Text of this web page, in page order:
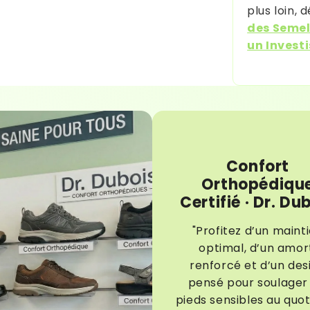
plus loin,
des
un
Confort
Certifié · Dr.
"Profitez d’un
optimal, d’un
renforcé et d’un
pensé pour
pieds sensibles au